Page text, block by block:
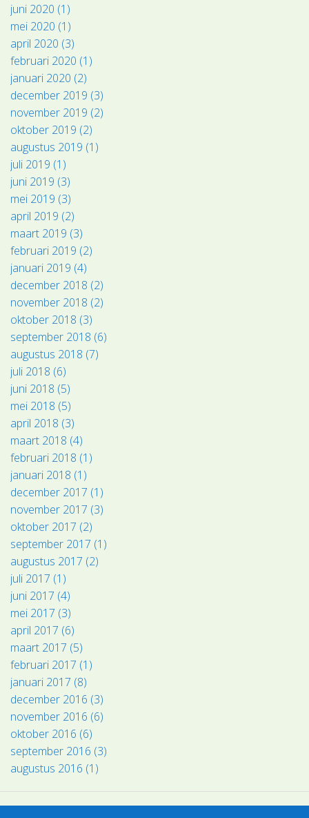
juni 2020 (1)
mei 2020 (1)
april 2020 (3)
februari 2020 (1)
januari 2020 (2)
december 2019 (3)
november 2019 (2)
oktober 2019 (2)
augustus 2019 (1)
juli 2019 (1)
juni 2019 (3)
mei 2019 (3)
april 2019 (2)
maart 2019 (3)
februari 2019 (2)
januari 2019 (4)
december 2018 (2)
november 2018 (2)
oktober 2018 (3)
september 2018 (6)
augustus 2018 (7)
juli 2018 (6)
juni 2018 (5)
mei 2018 (5)
april 2018 (3)
maart 2018 (4)
februari 2018 (1)
januari 2018 (1)
december 2017 (1)
november 2017 (3)
oktober 2017 (2)
september 2017 (1)
augustus 2017 (2)
juli 2017 (1)
juni 2017 (4)
mei 2017 (3)
april 2017 (6)
maart 2017 (5)
februari 2017 (1)
januari 2017 (8)
december 2016 (3)
november 2016 (6)
oktober 2016 (6)
september 2016 (3)
augustus 2016 (1)